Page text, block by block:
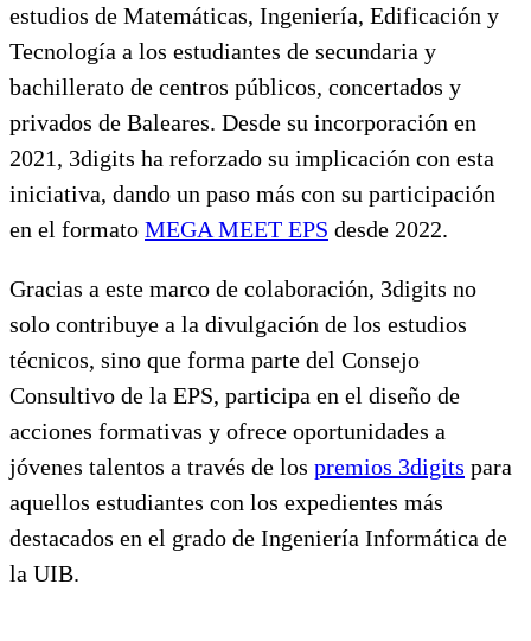
estudios de Matemáticas, Ingeniería, Edificación y
Tecnología a los estudiantes de secundaria y
bachillerato de centros públicos, concertados y
privados de Baleares. Desde su incorporación en
2021, 3digits ha reforzado su implicación con esta
iniciativa, dando un paso más con su participación
en el formato MEGA MEET EPS desde 2022.
Gracias a este marco de colaboración, 3digits no
solo contribuye a la divulgación de los estudios
técnicos, sino que forma parte del Consejo
Consultivo de la EPS, participa en el diseño de
acciones formativas y ofrece oportunidades a
jóvenes talentos a través de los premios 3digits para
aquellos estudiantes con los expedientes más
destacados en el grado de Ingeniería Informática de
la UIB.